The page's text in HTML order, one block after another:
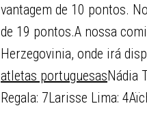
vantagem de 10 pontos.
de 19 pontos.A nossa
Herzegovinia, onde irá
atletas portuguesasNádia
Regala: 7Larisse Lima: